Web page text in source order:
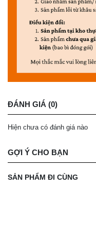
ĐÁNH GIÁ (0)
Hiện chưa có đánh giá nào
GỢI Ý CHO BẠN
SẢN PHẨM ĐI CÙNG